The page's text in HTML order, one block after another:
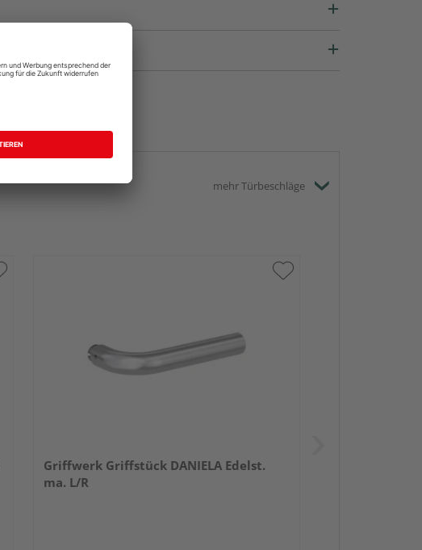
mehr Türbeschläge
Griffwerk Griffstück DANIELA Edelst.
ma. L/R